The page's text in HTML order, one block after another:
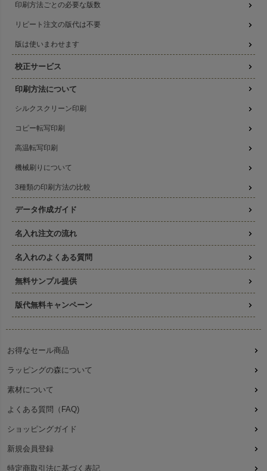
印刷方法ごとの必要な版数
リピート注文の版代は不要
版は使いまわせます
校正サービス
印刷方法について
シルクスクリーン印刷
コピー転写印刷
高温転写印刷
機械刷りについて
3種類の印刷方法の比較
データ作成ガイド
名入れ注文の流れ
名入れのよくある質問
無料サンプル提供
版代無料キャンペーン
お得なセール商品
ラッピングの森について
素材について
よくある質問（FAQ)
ショッピングガイド
新規会員登録
特定商取引法に基づく表記